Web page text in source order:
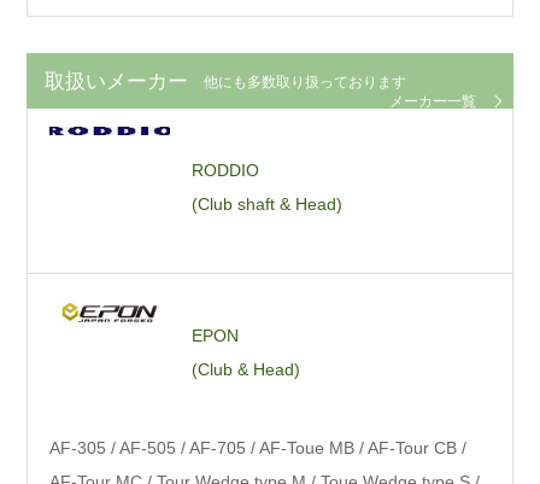
取扱いメーカー
他にも多数取り扱っております
メーカー一覧
RODDIO
(Club shaft & Head)
EPON
(Club & Head)
AF-305 / AF-505 / AF-705 / AF-Toue MB / AF-Tour CB /